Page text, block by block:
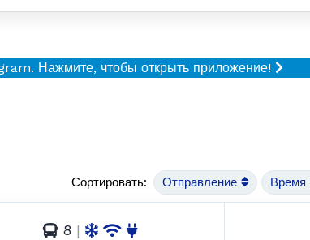
Нажмите, чтобы открыть приложение!
Сортировать: Отправление Время
8 |